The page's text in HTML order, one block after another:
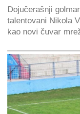
Dojučerašnji
talentovani Nikola
kao novi čuvar